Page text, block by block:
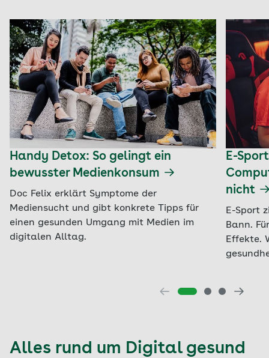
Handy Detox: So gelingt ein
bewusster Medienkonsum
Doc Felix erklärt Symptome der
Mediensucht und gibt konkrete Tipps für
einen gesunden Umgang mit Medien im
digitalen Alltag.
E-
nicht
E-Sport
Bann.
Effekte.
Alles rund um Digital gesund